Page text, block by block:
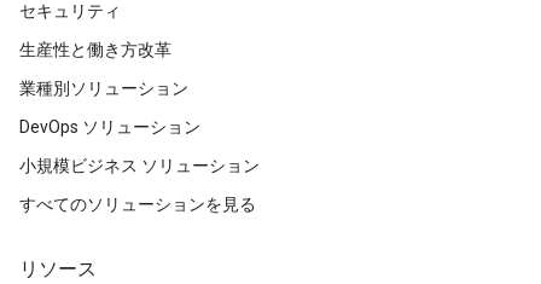
セキュリティ
生産性と働き方改革
業種別ソリューション
DevOps ソリューション
小規模ビジネス ソリューション
すべてのソリューションを見る
リソース